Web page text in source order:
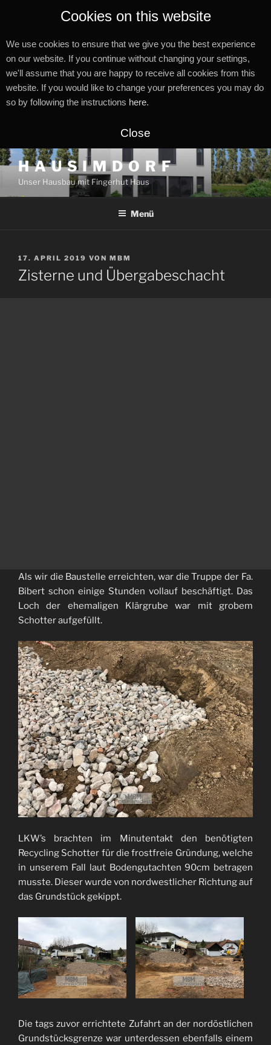
Cookies on this website
We use cookies to ensure that we give you the best experience
on our website. If you continue without changing your settings,
we'll assume that you are happy to receive all cookies from this
website. If you would like to change your preferences you may do
so by following the instructions here.
Close
Zum
Inhalt
springen
H A U S I M D O R F
Unser Hausbau mit Fingerhut Haus
Menü
VERÖFFENTLICHT
AM
17. APRIL 2019 VON MBM
Zisterne und Übergabeschacht
Als wir die Baustelle erreichten, war die Truppe der Fa.
Bibert schon einige Stunden vollauf beschäftigt. Das
Loch der ehemaligen Klärgrube war mit grobem
Schotter aufgefüllt.
LKW’s brachten im Minutentakt den benötigten
Recycling Schotter für die frostfreie Gründung, welche
in unserem Fall laut Bodengutachten 90cm betragen
musste. Dieser wurde von nordwestlicher Richtung auf
das Grundstück gekippt.
Die tags zuvor errichtete Zufahrt an der nordöstlichen
Grundstücksgrenze war unterdessen ebenfalls einem